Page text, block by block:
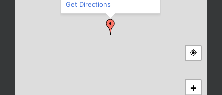
+
Get Directions